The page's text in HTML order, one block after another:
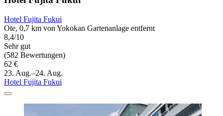
Hotel Fujita Fukui
Ote, 0,7 km von Yokokan Gartenanlage entfernt
8,4/10
Sehr gut
(582 Bewertungen)
62 €
23. Aug.–24. Aug.
Hotel Fujita Fukui